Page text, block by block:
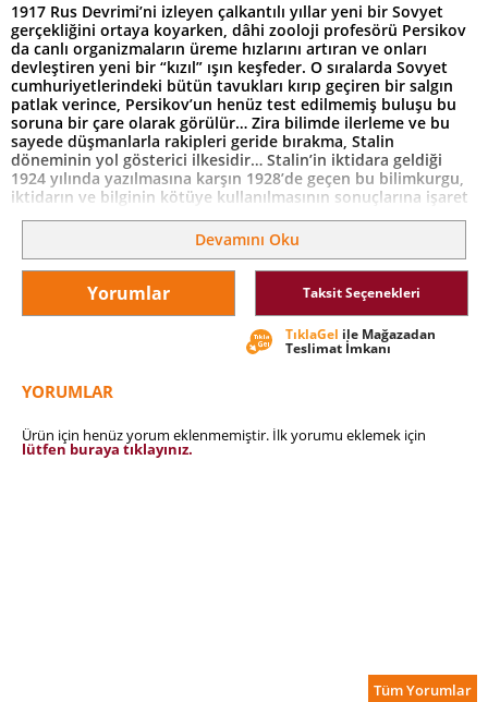
1917 Rus Devrimi’ni izleyen çalkantılı yıllar yeni bir Sovyet
gerçekliğini ortaya koyarken, dâhi zooloji profesörü Persikov
da canlı organizmaların üreme hızlarını artıran ve onları
devleştiren yeni bir “kızıl” ışın keşfeder. O sıralarda Sovyet
cumhuriyetlerindeki bütün tavukları kırıp geçiren bir salgın
patlak verince, Persikov’un henüz test edilmemiş buluşu bu
soruna bir çare olarak görülür… Zira bilimde ilerleme ve bu
sayede düşmanlarla rakipleri geride bırakma, Stalin
döneminin yol gösterici ilkesidir… Stalin’in iktidara geldiği
1924 yılında yazılmasına karşın 1928’de geçen bu bilimkurgu,
iktidarın ve bilginin kötüye kullanılmasının sonuçlarına işaret
eden parlak bir sistem eleştirisidir.
Devamını Oku
Yorumlar Taksit Seçenekleri
TıklaGel ile Mağazadan
Teslimat İmkanı
YORUMLAR
Ürün için henüz yorum eklenmemiştir. İlk yorumu eklemek için
lütfen buraya tıklayınız.
Tüm Yorumlar